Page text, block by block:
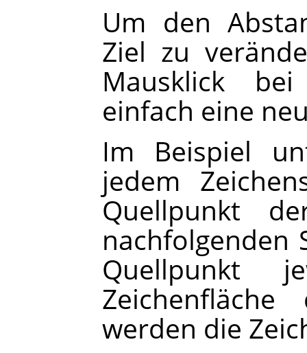
Um den
Ziel zu
Mausklick
einfach eine
Im Beispiel
jedem
Quellpunkt
nachfolgenden
Quellpunkt
werden die